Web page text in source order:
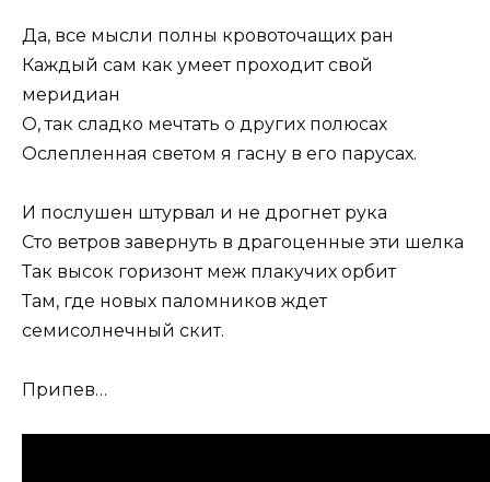
Да, все мысли полны кровоточащих ран
Каждый сам как умеет проходит свой
меридиан
О, так сладко мечтать о других полюсах
Ослепленная светом я гасну в его парусах.
И послушен штурвал и не дрогнет рука
Сто ветров завернуть в драгоценные эти шелка
Так высок горизонт меж плакучих орбит
Там, где новых паломников ждет
семисолнечный скит.
Припев…